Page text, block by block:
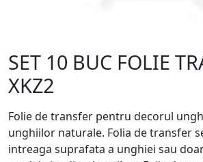
SET 10 BUC FOLIE
XKZ2
Folie de transfer pentru decorul
unghiilor naturale. Folia de transfer
intreaga suprafata a unghiei sau